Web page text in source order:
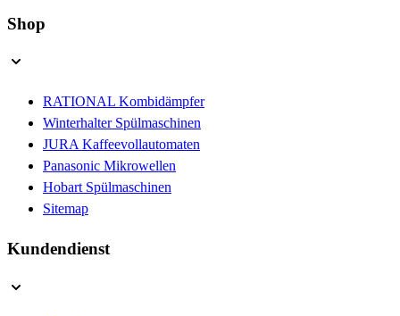
Shop
RATIONAL Kombidämpfer
Winterhalter Spülmaschinen
JURA Kaffeevollautomaten
Panasonic Mikrowellen
Hobart Spülmaschinen
Sitemap
Kundendienst